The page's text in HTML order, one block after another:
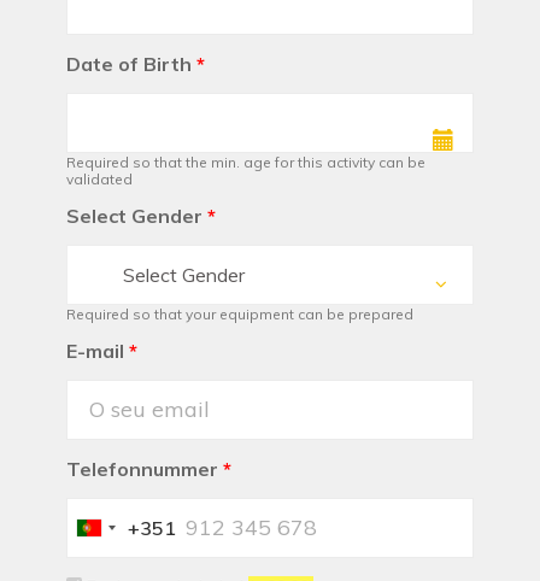
Date of Birth *
Required so that the min. age for this activity can be
validated
Select Gender *
Select Gender
Required so that your equipment can be prepared
E-mail *
Telefonnummer *
Portugal
+351